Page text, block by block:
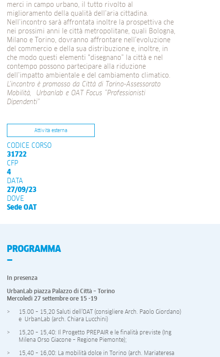
merci in campo urbano, il tutto rivolto al
miglioramento della qualità dell’aria cittadina.
Nell’incontro sarà affrontata inoltre la prospettiva che
nei prossimi anni le città metropolitane, quali Bologna,
Milano e Torino, dovranno affrontare nell’evoluzione
del commercio e della sua distribuzione e, inoltre, in
che modo questi elementi “disegnano” la città e nel
contempo possono partecipare alla riduzione
dell’impatto ambientale e del cambiamento climatico.
L’incontro è promosso da Città di Torino-Assessorato
Mobilità, Urbanlab e OAT Focus “Professionisti
Dipendenti”
Attività esterna
CODICE CORSO
31722
CFP
4
DATA
27/09/23
DOVE
Sede OAT
PROGRAMMA
In presenza
UrbanLab piazza Palazzo di Città – Torino
Mercoledì 27 settembre ore 15 -19
15.00 – 15,20 Saluti dell’OAT (consigliere Arch. Paolo Giordano)
e UrbanLab (arch. Chiara Lucchini)
15,20 – 15,40: Il Progetto PREPAIR e le finalità previste (Ing
Milena Orso Giacone – Regione Piemonte);
15,40 – 16,00: La mobilità dolce in Torino (arch. Mariateresa